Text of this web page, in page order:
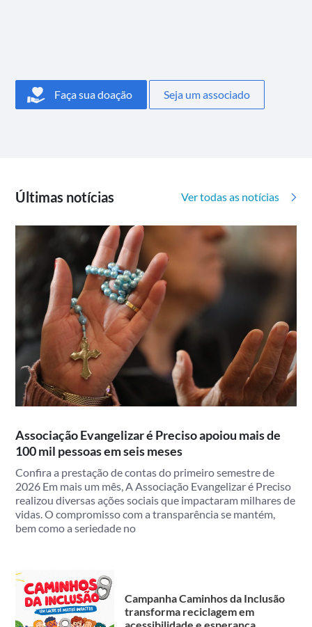
Faça sua doação Seja um associado
Últimas notícias Ver todas as notícias
Associação Evangelizar é Preciso apoiou mais de
100 mil pessoas em seis meses
Confira a prestação de contas do primeiro semestre de
2026 Em mais um mês, A Associação Evangelizar é Preciso
realizou diversas ações sociais que impactaram milhares de
vidas. O compromisso com a transparência se mantém,
bem como a seriedade no
Campanha Caminhos da Inclusão
transforma reciclagem em